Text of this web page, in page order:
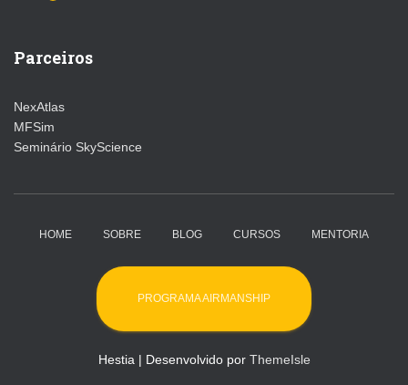
Parceiros
NexAtlas
MFSim
Seminário SkyScience
HOME SOBRE BLOG CURSOS MENTORIA
PROGRAMA AIRMANSHIP
Hestia | Desenvolvido por ThemeIsle